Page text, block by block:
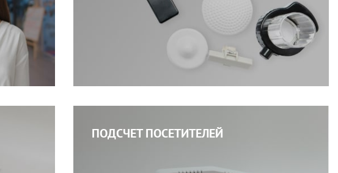
ПОДСЧЕТ ПОСЕТИТЕЛЕЙ